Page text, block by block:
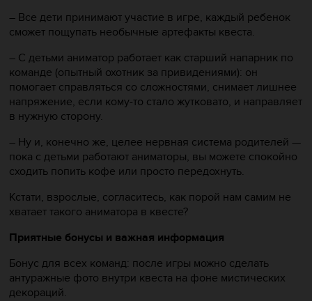
– Все дети принимают участие в игре, каждый ребенок
сможет пощупать необычные артефакты квеста.
– С детьми аниматор работает как старший напарник по
команде (опытный охотник за привидениями): он
помогает справляться со сложностями, снимает лишнее
напряжение, если кому-то стало жутковато, и направляет
в нужную сторону.
– Ну и, конечно же, целее нервная система родителей —
пока с детьми работают аниматоры, вы можете спокойно
сходить попить кофе или просто передохнуть.
Кстати, взрослые, согласитесь, как порой нам самим не
хватает такого аниматора в квесте?
Приятные бонусы и важная информация
Бонус для всех команд: после игры можно сделать
антуражные фото внутри квеста на фоне мистических
декораций.